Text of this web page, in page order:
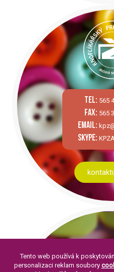
tel: 565
fax: 565
email:
skype:
Tento web používá k
personalizaci reklam soubory